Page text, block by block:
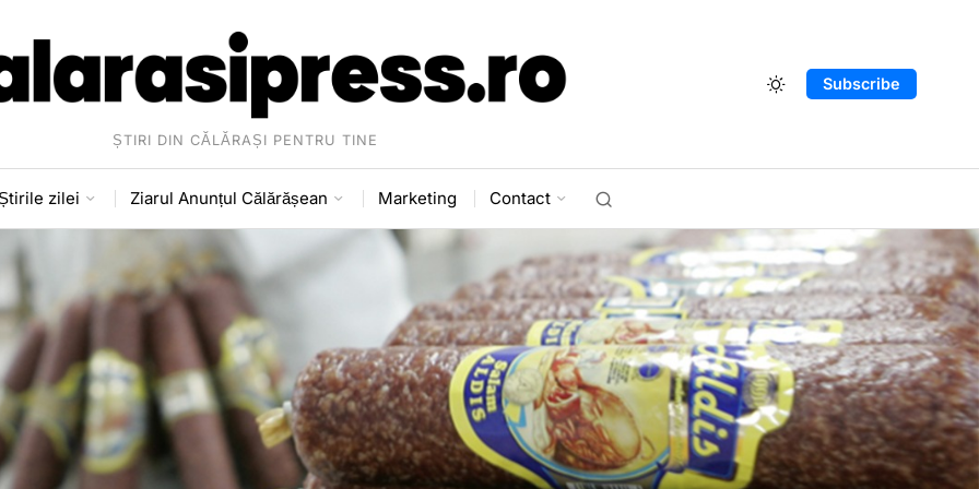
ȘTIRI DIN CĂLĂRAȘI PENTRU TINE
Subscribe
zilei Ziarul Anunțul Călărășean Marketing Contact